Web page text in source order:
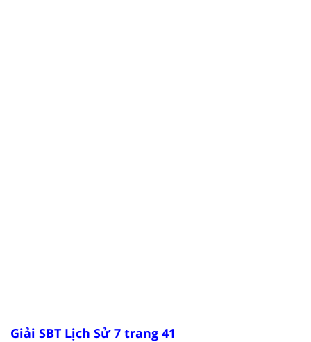
Giải SBT Lịch Sử 7 trang 41